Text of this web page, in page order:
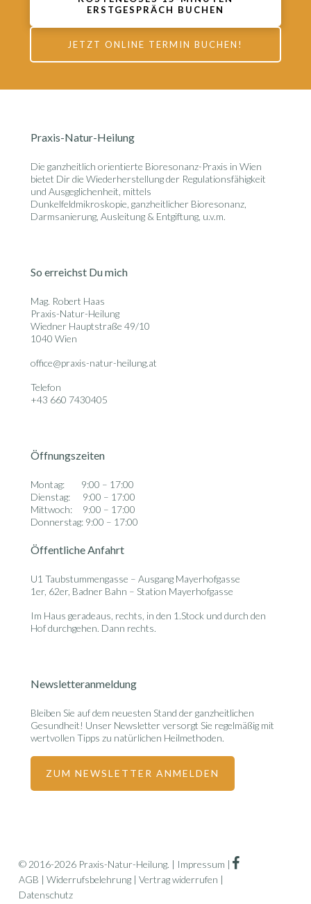
ERSTGESPRÄCH BUCHEN
JETZT ONLINE TERMIN BUCHEN!
Praxis-Natur-Heilung
Die ganzheitlich orientierte Bioresonanz-Praxis in Wien
bietet Dir die Wiederherstellung der Regulationsfähigkeit
und Ausgeglichenheit, mittels
Dunkelfeldmikroskopie, ganzheitlicher Bioresonanz,
Darmsanierung, Ausleitung & Entgiftung, u.v.m.
So erreichst Du mich
Mag. Robert Haas
Praxis-Natur-Heilung
Wiedner Hauptstraße 49/10
1040 Wien
office@praxis-natur-heilung.at
Telefon
+43 660 7430405
Öffnungszeiten
Montag: 9:00 – 17:00
Dienstag: 9:00 – 17:00
Mittwoch: 9:00 – 17:00
Donnerstag: 9:00 – 17:00
Öffentliche Anfahrt
U1 Taubstummengasse – Ausgang Mayerhofgasse
1er, 62er, Badner Bahn – Station Mayerhofgasse
Im Haus geradeaus, rechts, in den 1.Stock und durch den
Hof durchgehen. Dann rechts.
Newsletteranmeldung
Bleiben Sie auf dem neuesten Stand der ganzheitlichen
Gesundheit! Unser Newsletter versorgt Sie regelmäßig mit
wertvollen Tipps zu natürlichen Heilmethoden.
ZUM NEWSLETTER ANMELDEN
© 2016-2026 Praxis-Natur-Heilung. | Impressum |
AGB | Widerrufsbelehrung| Vertrag widerrufen |
Datenschutz
facebook